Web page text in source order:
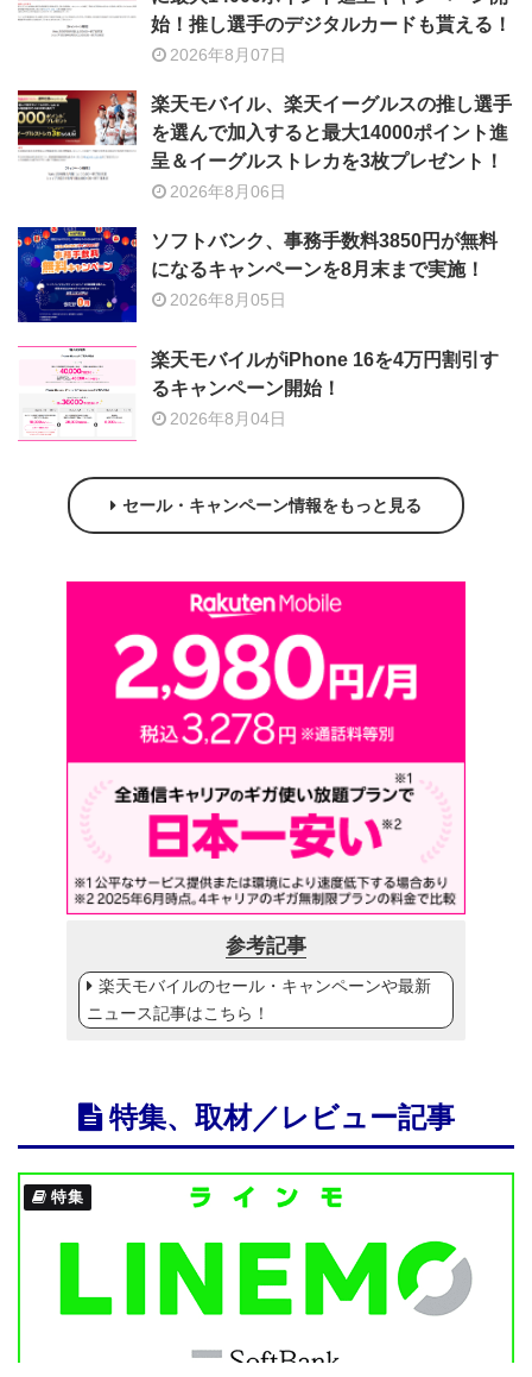
始！推し選手のデジタルカードも貰える！
2026年8月07日
楽天モバイル、楽天イーグルスの推し選手
を選んで加入すると最大14000ポイント進
呈＆イーグルストレカを3枚プレゼント！
2026年8月06日
ソフトバンク、事務手数料3850円が無料
になるキャンペーンを8月末まで実施！
2026年8月05日
楽天モバイルがiPhone 16を4万円割引す
るキャンペーン開始！
2026年8月04日
セール・キャンペーン情報をもっと見る
参考記事
楽天モバイルのセール・キャンペーンや最新
ニュース記事はこちら！
特集、取材／レビュー記事
特集